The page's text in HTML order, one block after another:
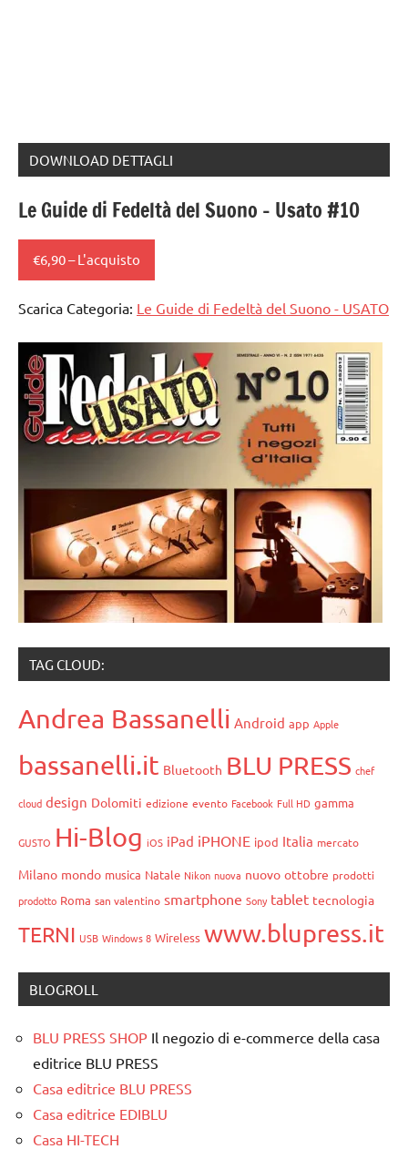
DOWNLOAD DETTAGLI
Le Guide di Fedeltà del Suono – Usato #10
€6,90 – L'acquisto
Scarica Categoria: Le Guide di Fedeltà del Suono - USATO
TAG CLOUD:
Andrea Bassanelli Android app Apple
bassanelli.it Bluetooth BLU PRESS chef
cloud design Dolomiti edizione evento Facebook Full HD gamma
GUSTO Hi-Blog iOS iPad iPHONE ipod Italia mercato
Milano mondo musica Natale Nikon nuova nuovo ottobre prodotti
prodotto Roma san valentino smartphone Sony tablet tecnologia
TERNI USB Windows 8 Wireless www.blupress.it
BLOGROLL
BLU PRESS SHOP Il negozio di e-commerce della casa
editrice BLU PRESS
Casa editrice BLU PRESS
Casa editrice EDIBLU
Casa HI-TECH